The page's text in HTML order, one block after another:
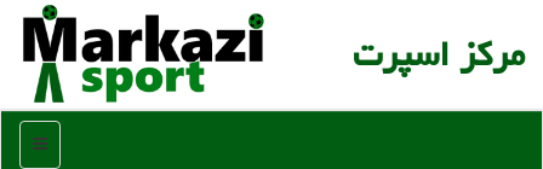
مركز اسپرت
منو